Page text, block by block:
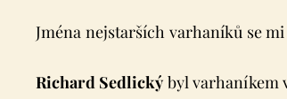
Jména nejstarších varhaníků se
Richard Sedlický byl varhaníkem